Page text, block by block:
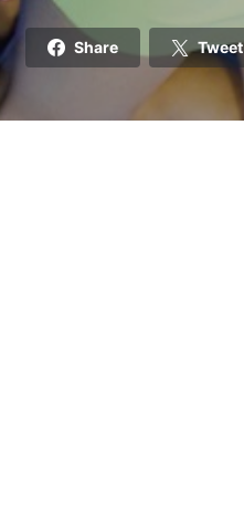
Share Tweet